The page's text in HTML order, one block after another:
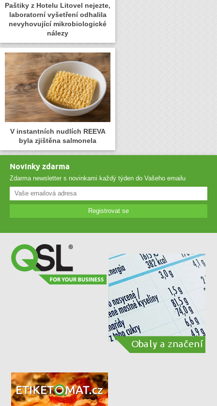
Paštiky z Hotelu Litovel nejezte,
laboratorní vyšetření odhalila
nevyhovující mikrobiologické
nálezy
V instantních nudlích REEVA
byla zjištěna salmonela
Novinky zdarma
Zdarma newsletter s novinkami každý týden do Vašeho emailu
Registrovat se